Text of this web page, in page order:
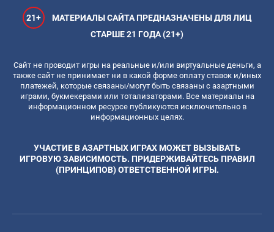
21+
МАТЕРИАЛЫ САЙТА ПРЕДНАЗНАЧЕНЫ ДЛЯ ЛИЦ
СТАРШЕ 21 ГОДА (21+)
Сайт не проводит игры на реальные и/или виртуальные деньги, а
также сайт не принимает ни в какой форме оплату ставок и/иных
платежей, которые связаны/могут быть связаны с азартными
играми, букмекерами или тотализаторами. Все материалы на
информационном ресурсе публикуются исключительно в
информационных целях.
УЧАСТИЕ В АЗАРТНЫХ ИГРАХ МОЖЕТ ВЫЗЫВАТЬ
ИГРОВУЮ ЗАВИСИМОСТЬ. ПРИДЕРЖИВАЙТЕСЬ ПРАВИЛ
(ПРИНЦИПОВ) ОТВЕТСТВЕННОЙ ИГРЫ.